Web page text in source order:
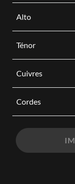
Alto
Ténor
Cuivres
Cordes